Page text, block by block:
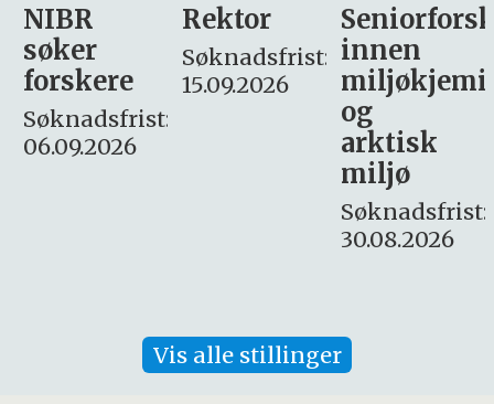
Rektor
Søknadsfrist:
15.09.2026
Seniorforsker
innen
miljøkjemi
søker
– fast
Søknadsfrist:
16. august.
Vis alle stillinger